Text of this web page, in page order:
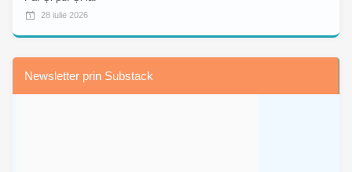
28 iulie 2026
Newsletter prin Substack